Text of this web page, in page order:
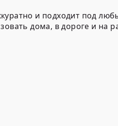
и подходит под
дома, в дороге и на